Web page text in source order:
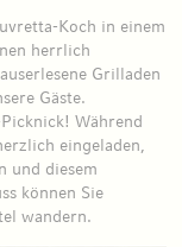
Koch in einem
herrlich
Grilladen
Gäste.
Während
eingeladen,
und diesem
können Sie
wandern.